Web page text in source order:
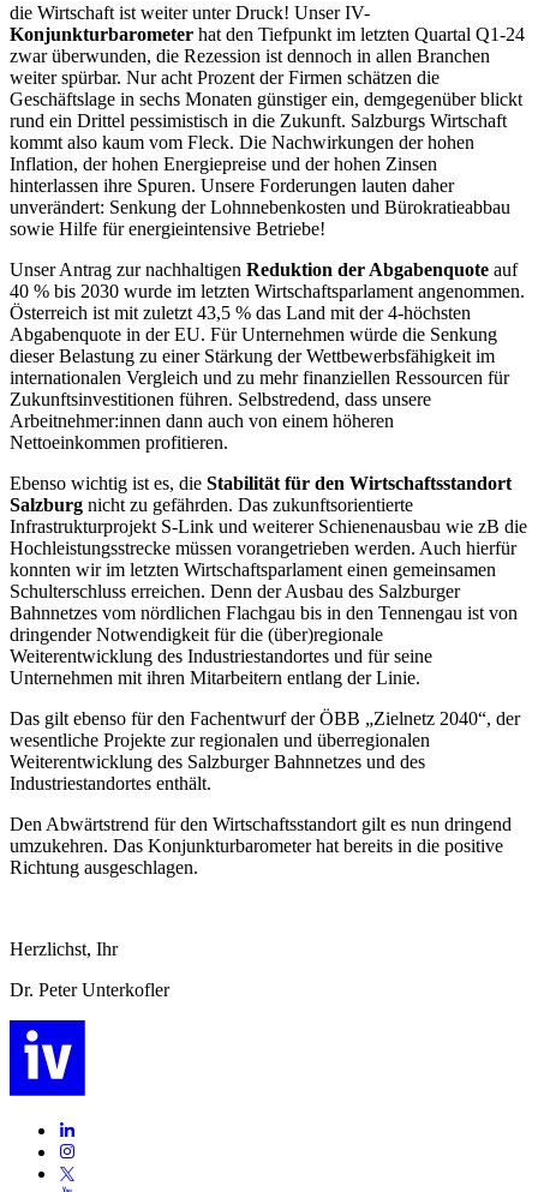
die Wirtschaft ist weiter unter Druck! Unser IV-
Konjunkturbarometer hat den Tiefpunkt im letzten Quartal Q1-24
zwar überwunden, die Rezession ist dennoch in allen Branchen
weiter spürbar. Nur acht Prozent der Firmen schätzen die
Geschäftslage in sechs Monaten günstiger ein, demgegenüber blickt
rund ein Drittel pessimistisch in die Zukunft. Salzburgs Wirtschaft
kommt also kaum vom Fleck. Die Nachwirkungen der hohen
Inflation, der hohen Energiepreise und der hohen Zinsen
hinterlassen ihre Spuren. Unsere Forderungen lauten daher
unverändert: Senkung der Lohnnebenkosten und Bürokratieabbau
sowie Hilfe für energieintensive Betriebe!
Unser Antrag zur nachhaltigen Reduktion der Abgabenquote auf
40 % bis 2030 wurde im letzten Wirtschaftsparlament angenommen.
Österreich ist mit zuletzt 43,5 % das Land mit der 4-höchsten
Abgabenquote in der EU. Für Unternehmen würde die Senkung
dieser Belastung zu einer Stärkung der Wettbewerbsfähigkeit im
internationalen Vergleich und zu mehr finanziellen Ressourcen für
Zukunftsinvestitionen führen. Selbstredend, dass unsere
Arbeitnehmer:innen dann auch von einem höheren
Nettoeinkommen profitieren.
Ebenso wichtig ist es, die Stabilität für den Wirtschaftsstandort
Salzburg nicht zu gefährden. Das zukunftsorientierte
Infrastrukturprojekt S-Link und weiterer Schienenausbau wie zB die
Hochleistungsstrecke müssen vorangetrieben werden. Auch hierfür
konnten wir im letzten Wirtschaftsparlament einen gemeinsamen
Schulterschluss erreichen. Denn der Ausbau des Salzburger
Bahnnetzes vom nördlichen Flachgau bis in den Tennengau ist von
dringender Notwendigkeit für die (über)regionale
Weiterentwicklung des Industriestandortes und für seine
Unternehmen mit ihren Mitarbeitern entlang der Linie.
Das gilt ebenso für den Fachentwurf der ÖBB „Zielnetz 2040“, der
wesentliche Projekte zur regionalen und überregionalen
Weiterentwicklung des Salzburger Bahnnetzes und des
Industriestandortes enthält.
Den Abwärtstrend für den Wirtschaftsstandort gilt es nun dringend
umzukehren. Das Konjunkturbarometer hat bereits in die positive
Richtung ausgeschlagen.
Herzlichst, Ihr
Dr. Peter Unterkofler